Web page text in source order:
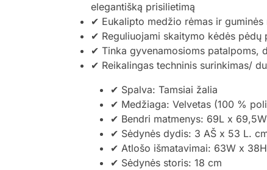
elegantišką prisilietimą
✔ Eukalipto medžio rėmas ir
✔ Reguliuojami skaitymo kėdės
✔ Tinka gyvenamosioms patalpoms,
✔ Reikalingas techninis surinkimas/
✔ Spalva: Tamsiai žalia
✔ Medžiaga: Velvetas (100 %
✔ Bendri matmenys: 69L x
✔ Sėdynės dydis: 3 AŠ x 53 L.
✔ Atlošo išmatavimai: 63W x
✔ Sėdynės storis: 18 cm